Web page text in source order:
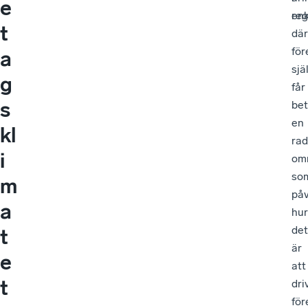
e
t
a
g
s
kl
i
m
a
t
e
t
där
får
en
rad
hur
det
är
att